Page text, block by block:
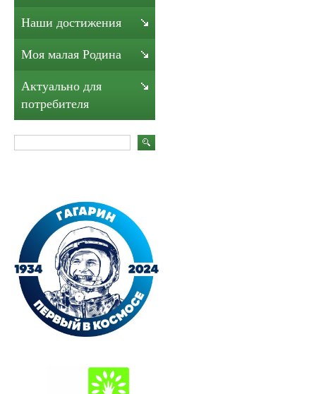
Наши достижения
Моя малая Родина
Актуально для
потребителя